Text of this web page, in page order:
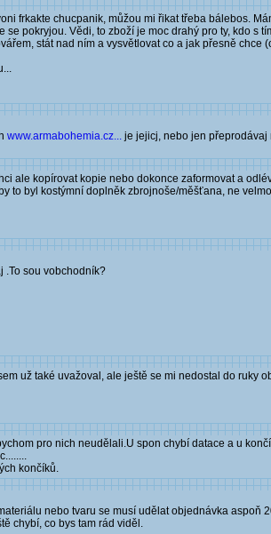
frkakte chucpanik, můžou mi řikat třeba bálebos.
pokryjou. Vědi, to zboží je moc drahý pro ty, kdo s
stát nad ním a vysvětlovat co a jak přesně
www.armabohemia.cz... je jejicj, nebo jen přeprodávaj
ale kopírovat kopie nebo dokonce zaformovat a
to byl kostýmní doplněk zbrojnoše/měšťana, ne
.To sou vobchodník?
už také uvažoval, ale ještě se mi nedostal do ruky
pro nich neudělali.U spon chybí datace a u
končíků.
nebo tvaru se musí udělat objednávka aspoň
chybí, co bys tam rád viděl.